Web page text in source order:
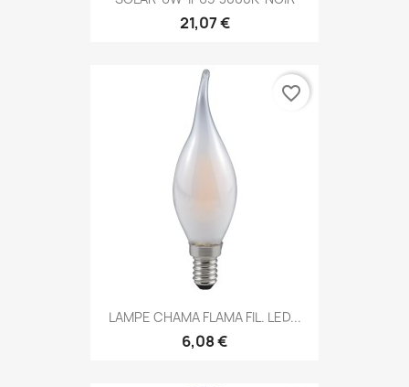
21,07 €
LAMPE CHAMA FLAMA FIL. LED...
6,08 €
favorite_border